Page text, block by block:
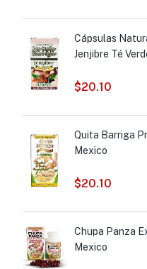
Cápsulas
Jenjibre Té
$20.10
Quita Barriga
Mexico
$20.10
Chupa Panza
Mexico